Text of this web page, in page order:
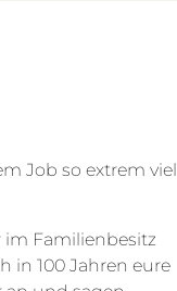
Job so extrem viel
im Familienbesitz
in 100 Jahren eure